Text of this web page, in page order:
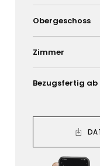
Obergeschoss
Zimmer
Bezugsfertig ab